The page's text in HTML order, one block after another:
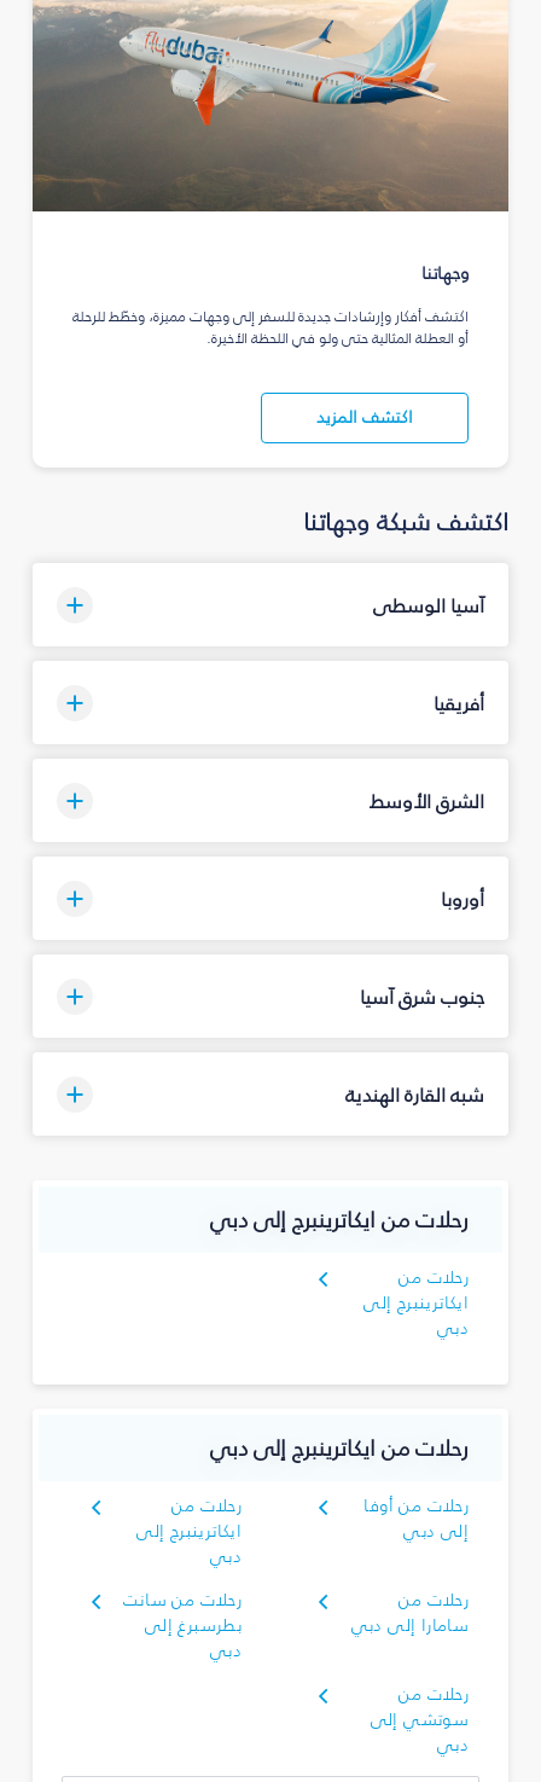
وجهاتنا
اكتشف أفكار وإرشادات جديدة للسفر إلى وجهات مميزة، وخطّط للرحلة
أو العطلة المثالية حتى ولو في اللحظة الأخيرة.
اكتشف المزيد
اكتشف شبكة وجهاتنا
آسيا الوسطى
أفريقيا
الشرق الأوسط
أوروبا
جنوب شرق آسيا
شبه القارة الهندية
رحلات من ايكاترينبرج إلى دبي
رحلات من
ايكاترينبرج إلى
دبي
رحلات من ايكاترينبرج إلى دبي
رحلات من أوفا
إلى دبي
رحلات من
ايكاترينبرج إلى
دبي
رحلات من
سامارا إلى دبي
رحلات من سانت
بطرسبرغ إلى
دبي
رحلات من
سوتشي إلى
دبي